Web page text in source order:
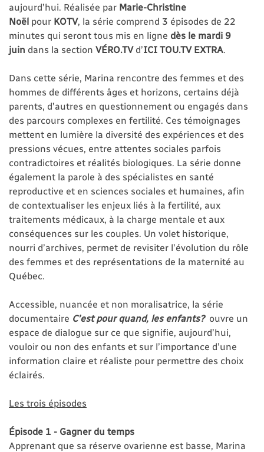
aujourd’hui. Réalisée par Marie-Christine
Noël pour KOTV, la série comprend 3 épisodes de 22
minutes qui seront tous mis en ligne dès le mardi 9
juin dans la section VÉRO.TVd’ICI TOU.TV EXTRA
Dans cette série, Marina rencontre des femmes et des
hommes de différents âges et horizons, certains déjà
parents, d’autres en questionnement ou engagés dans
des parcours complexes en fertilité. Ces témoignages
mettent en lumière la diversité des expériences et des
pressions vécues, entre attentes sociales parfois
contradictoires et réalités biologiques. La série donne
également la parole à des spécialistes en santé
reproductive et en sciences sociales et humaines, afin
de contextualiser les enjeux liés à la fertilité, aux
traitements médicaux, à la charge mentale et aux
conséquences sur les couples. Un volet historique,
nourri d’archives, permet de revisiter l’évolution du rôle
des femmes et des représentations de la maternité au
Québec.
Accessible, nuancée et non moralisatrice, la série
documentaire C’est pour quand, les enfants?ouvre un
espace de dialogue sur ce que signifie, aujourd’hui,
vouloir ou non des enfants et sur l’importance d’une
information claire et réaliste pour permettre des choix
éclairés.
Les trois épisodes
Épisode 1 - Gagner du temps
Apprenant que sa réserve ovarienne est basse, Marina